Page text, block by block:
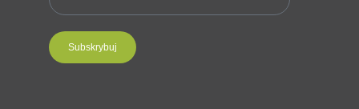
Subskrybuj